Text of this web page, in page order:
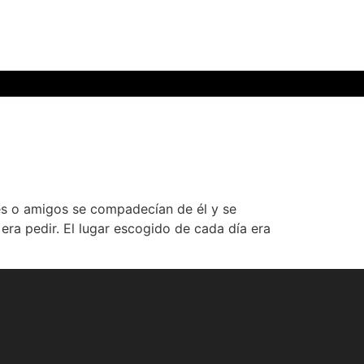
o amigos se compadecían de él y se
pedir. El lugar escogido de cada día era